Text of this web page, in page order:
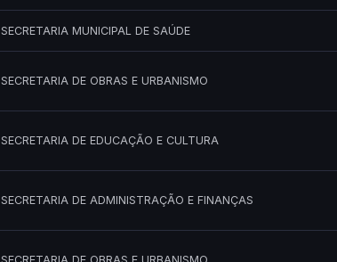
SECRETARIA MUNICIPAL DE SAÚDE
SECRETARIA DE OBRAS E URBANISMO
SECRETARIA DE EDUCAÇÃO E CULTURA
SECRETARIA DE ADMINISTRAÇÃO E FINANÇAS